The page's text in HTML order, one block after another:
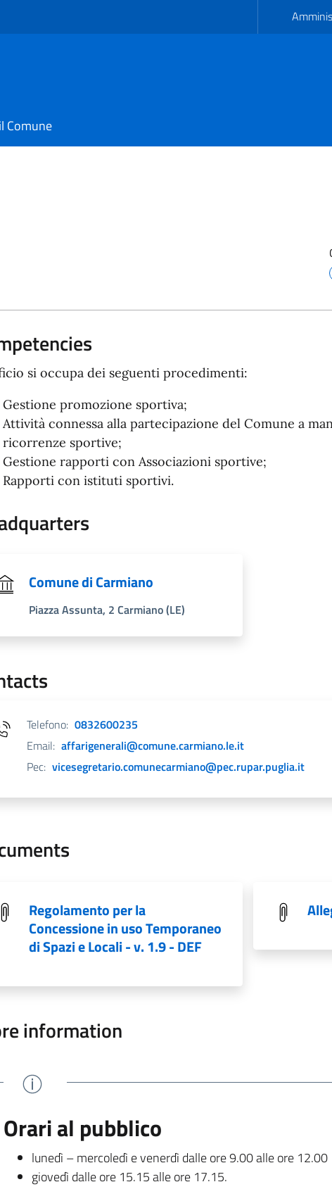
Comune
si occupa dei seguenti procedimenti:
Gestione promozione sportiva;
Attività connessa alla partecipazione del Comune a
ricorrenze sportive;
Gestione rapporti con Associazioni sportive;
Rapporti con istituti sportivi.
Comune di Carmiano
Piazza Assunta, 2 Carmiano (LE)
Telefono: 0832600235
Email: affarigenerali@comune.carmiano.le.it
Pec: vicesegretario.comunecarmiano@pec.rupar.puglia.it
Regolamento per la
Concessione in uso Temporaneo
di Spazi e Locali - v. 1.9 - DEF
information
Orari al pubblico
lunedì – mercoledì e venerdì dalle ore 9.00 alle ore 12.00
giovedì dalle ore 15.15 alle ore 17.15.